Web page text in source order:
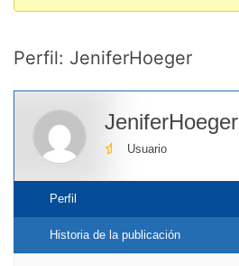
You
here:
Perfil: JeniferHoeger
JeniferHoeger
Usuario
Perfil
Historia de la publicación